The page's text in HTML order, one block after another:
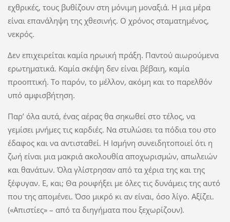
εχθρικές, τους βυθίζουν στη μόνιμη μοναξιά. Η μια μέρα
είναι επανάληψη της χθεσινής. Ο χρόνος σταματημένος,
νεκρός.
Δεν επιχειρείται καμία ηρωική πράξη. Παντού αιωρούμενα
ερωτηματικά. Καμία σκέψη δεν είναι βέβαιη, καμία
προοπτική. Το παρόν, το μέλλον, ακόμη και το παρελθόν
υπό αμφισβήτηση.
Παρ’ όλα αυτά, ένας αέρας θα σηκωθεί στο τέλος, να
γεμίσει μνήμες τις καρδιές. Να στυλώσει τα πόδια του στο
έδαφος και να αντισταθεί. Η Ισμήνη συνειδητοποιεί ότι η
ζωή είναι μια μακριά ακολουθία αποχωρισμών, απωλειών
και θανάτων. Όλα γλίστρησαν από τα χέρια της και της
ξέφυγαν. Ε, και; Θα ρουφήξει με όλες τις δυνάμεις της αυτό
που της απομένει. Όσο μικρό κι αν είναι, όσο λίγο. Αξίζει.
(«Απιστίες» – από τα διηγήματα που ξεχωρίζουν).